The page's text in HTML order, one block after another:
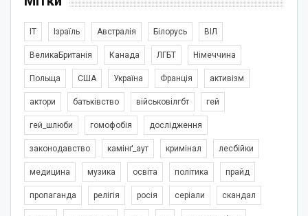
IT Ізраїль Австралія Білорусь ВІЛ
ВеликаБританія Канада ЛГБТ Німеччина
Польща США Україна Франція активізм
актори батьківство військовілгбт гей
гей_шлюби гомофобія дослідження
законодавство камінґ_аут кримінал лесбійки
медицина музика освіта політика прайд
пропаганда релігія росія серіали скандал